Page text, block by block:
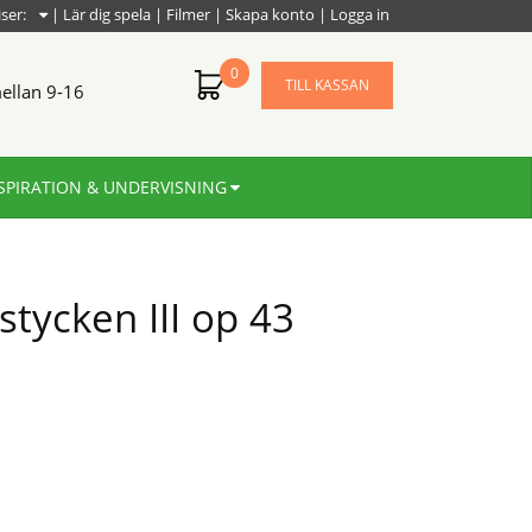
| Lär dig spela | Filmer | Skapa konto | Logga in
9-16
0
TILL KASSAN
& UNDERVISNING
III op 43